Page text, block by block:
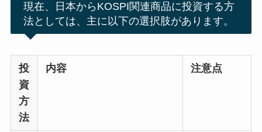
現在、日本からKOSPI関連商品に投資する方
法としては、主に以下の選択肢があります。
投
資
方
法
内容 注意点